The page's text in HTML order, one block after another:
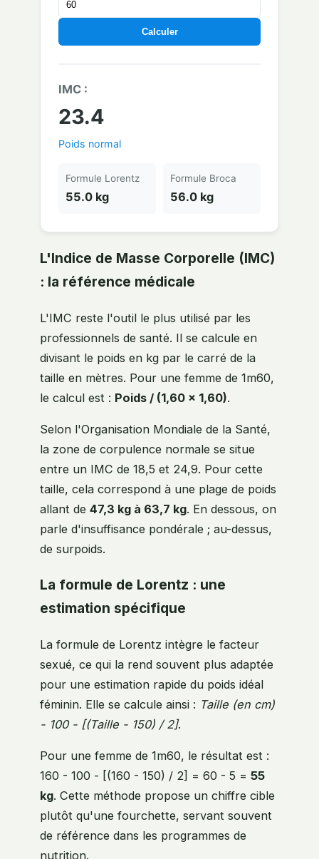
Calculer
IMC :
23.4
Poids normal
Formule Lorentz
55.0 kg
Formule Broca
56.0 kg
L'Indice de Masse Corporelle (IMC)
: la référence médicale
L'IMC reste l'outil le plus utilisé par les
professionnels de santé. Il se calcule en
divisant le poids en kg par le carré de la
taille en mètres. Pour une femme de 1m60,
le calcul est : Poids / (1,60 x 1,60).
Selon l'Organisation Mondiale de la Santé,
la zone de corpulence normale se situe
entre un IMC de 18,5 et 24,9. Pour cette
taille, cela correspond à une plage de poids
allant de 47,3 kg à 63,7 kg. En dessous, on
parle d'insuffisance pondérale ; au-dessus,
de surpoids.
La formule de Lorentz : une
estimation spécifique
La formule de Lorentz intègre le facteur
sexué, ce qui la rend souvent plus adaptée
pour une estimation rapide du poids idéal
féminin. Elle se calcule ainsi : Taille (en cm)
- 100 - [(Taille - 150) / 2].
Pour une femme de 1m60, le résultat est :
160 - 100 - [(160 - 150) / 2] = 60 - 5 = 55
kg. Cette méthode propose un chiffre cible
plutôt qu'une fourchette, servant souvent
de référence dans les programmes de
nutrition.